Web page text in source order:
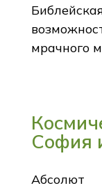
мрачного
София